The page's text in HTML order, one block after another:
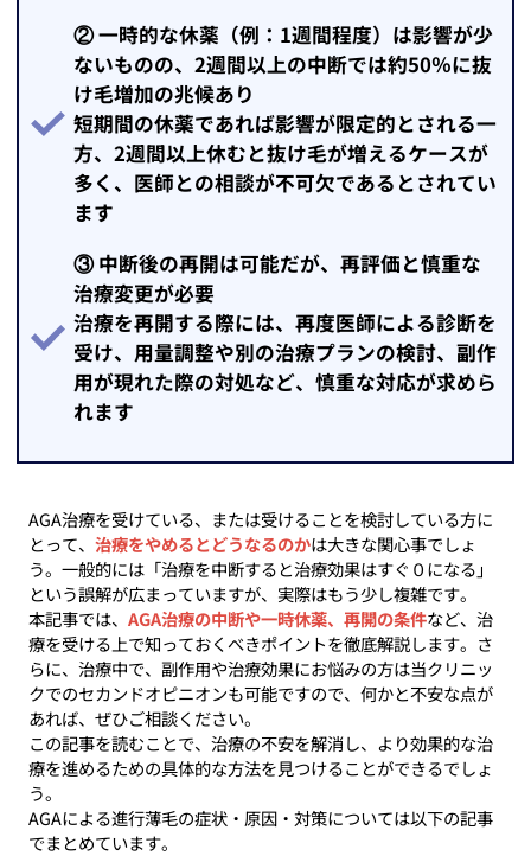
② 一時的な休薬（例：1週間程度）は影響が少
ないものの、2週間以上の中断では約50％に抜
け毛増加の兆候あり
短期間の休薬であれば影響が限定的とされる一
方、2週間以上休むと抜け毛が増えるケースが
多く、医師との相談が不可欠であるとされてい
ます
③ 中断後の再開は可能だが、再評価と慎重な
治療変更が必要
治療を再開する際には、再度医師による診断を
受け、用量調整や別の治療プランの検討、副作
用が現れた際の対処など、慎重な対応が求めら
れます
AGA治療を受けている、または受けることを検討している方に
とって、 治療をやめるとどうなるのかは大きな関心事でしょ
う。一般的には「治療を中断すると治療効果はすぐ０になる」
という誤解が広まっていますが、実際はもう少し複雑です。
本記事では、 AGA治療の中断や一時休薬、再開の条件など、治
療を受ける上で知っておくべきポイントを徹底解説します。さ
らに、治療中で、副作用や治療効果にお悩みの方は当クリニッ
クでのセカンドオピニオンも可能ですので、何かと不安な点が
あれば、ぜひご相談ください。
この記事を読むことで、治療の不安を解消し、より効果的な治
療を進めるための具体的な方法を見つけることができるでしょ
う。
AGAによる進行薄毛の症状・原因・対策については以下の記事
でまとめています。